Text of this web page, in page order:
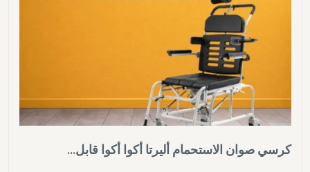
كرسي صوان الاستحمام أليرتا أكوا أكوا قابل...